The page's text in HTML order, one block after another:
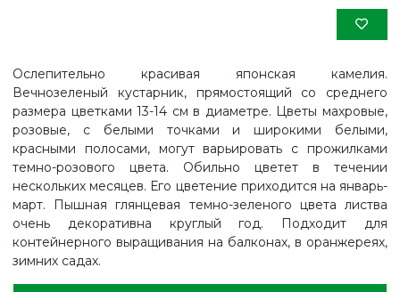
Ослепительно красивая японская камелия.
Вечнозеленый кустарник, прямостоящий со среднего
размера цветками 13-14 см в диаметре. Цветы махровые,
розовые, с белыми точками и широкими белыми,
красными полосами, могут варьировать с прожилками
темно-розового цвета. Обильно цветет в течении
нескольких месяцев. Его цветение приходится на январь-
март. Пышная глянцевая темно-зеленого цвета листва
очень декоративна круглый год. Подходит для
контейнерного выращивания на балконах, в оранжереях,
зимних садах.